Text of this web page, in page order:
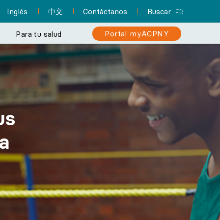
Inglés 中文 Contáctanos Buscar
Regístrate en el portal
para pacientes
myACPNY
Con myACPNY puedes
programar citas, solicitar
resurtido de
resultados de laboratorio
y mucho más.
York
Profesionales de
enfermería practicantes
y tu atención
¿Sabías que los
profesionales de
enfermería practicantes
de atención de los
médicos? Incluso pueden
fungir como tu médico de
Encuentra un pediatra
Permite que uno de los pediatras de
ACPNY cuide de la salud y el bienestar
de tus hijos.
Más información
paciente
simplifica tu
como nunca
Centro de recursos para
pacientes
Un solo lugar con toda la
información que
necesitas a fin de
prepararte para tu cita y
Centro de
consultas
Para tu salud
¿Estás en riesgo de padecer
cáncer de colon?
Infórmate sobre la importancia
de las pruebas de detección
para lograr un diagnóstico
tratamiento oportuno.
Más información
Portal myACPNY